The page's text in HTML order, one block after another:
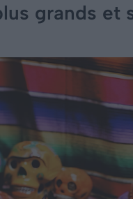
grands et